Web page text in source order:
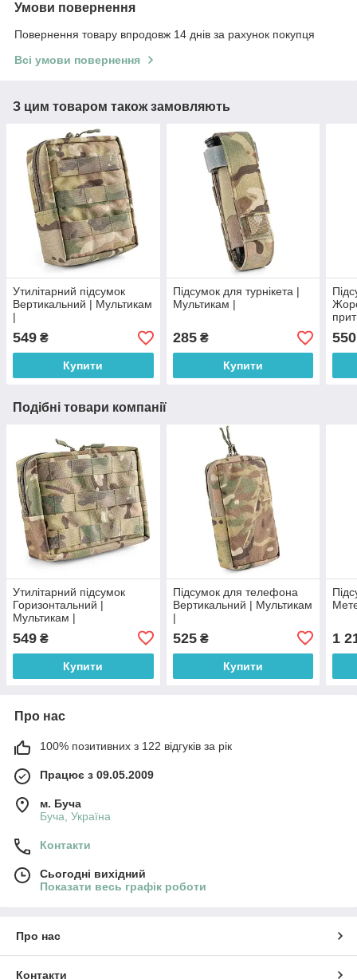
Умови повернення
Повернення товару впродовж 14 днів за рахунок покупця
Всі умови повернення
З цим товаром також замовляють
Утилітарний підсумок
Вертикальний | Мультикам
|
549 ₴
Купити
Підсумок для турнікета |
Мультикам |
285₴
Купити
550
Подібні товари компанії
Утилітарний підсумок
Горизонтальний |
Мультикам |
549 ₴
Купити
Підсумок для телефона
Вертикальний | Мультикам
|
525₴
Купити
1
Про нас
100% позитивних з 122 відгуків за рік
Працює з 09.05.2009
м. Буча
Буча, Україна
Контакти
Сьогодні вихідний
Показати весь графік роботи
Про нас
Контакти